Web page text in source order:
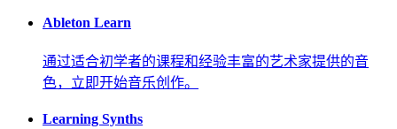
Ableton Learn
通过适合初学者的课程和经验丰富的艺术家提供的音
色，立即开始音乐创作。
Learning Synths